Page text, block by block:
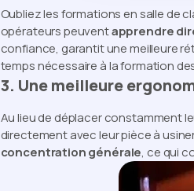
Oubliez les formations en salle de
opérateurs peuventapprendre
confiance, garantit une meilleure
temps nécessaire à la formation
3. Une meilleure
Au lieu de déplacer constamment
directement avec leur pièce à
concentration générale, ce qui